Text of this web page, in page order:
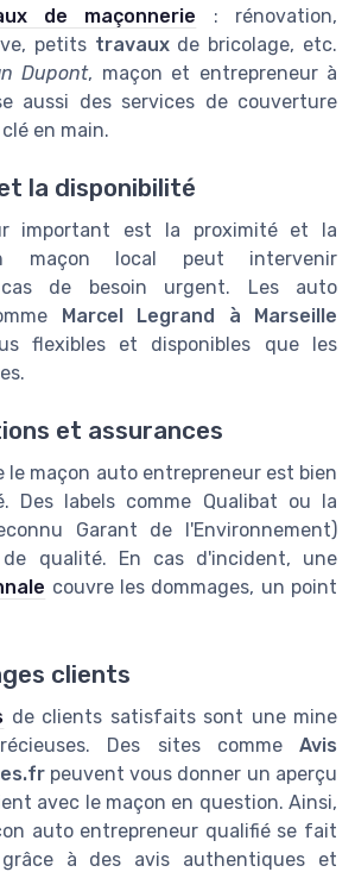
de maçonnerie : rénovation,
petits travauxde bricolage, etc.
Dupont, maçon et entrepreneur à
aussi des services de couverture
en main.
la disponibilité
important est la proximité et la
maçon local peut intervenir
de besoin urgent. Les auto
Marcel Legrand à Marseille
flexibles et disponibles que les
et assurances
le maçon auto entrepreneur est bien
Des labels comme Qualibat ou la
Garant de l'Environnement)
qualité. En cas d'incident, une
couvre les dommages, un point
clients
de clients satisfaits sont une mine
Des sites comme Avis
peuvent vous donner un aperçu
avec le maçon en question. Ainsi,
auto entrepreneur qualifié se fait
à des avis authentiques et